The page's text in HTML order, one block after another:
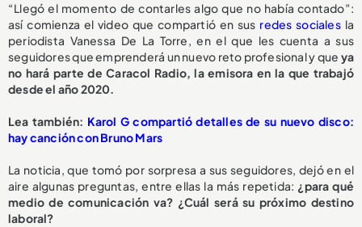
“Llegó el momento de contarles algo que no había contado”:
así comienza el video que compartió en sus redes socialesla
periodista Vanessa De La Torre, en el que les cuenta a sus
seguidores que emprenderá un nuevo reto profesional y que ya
no hará parte de Caracol Radio, la emisora en la que trabajó
desde el año 2020.
Lea también: Karol G compartió detalles de su nuevo disco:
hay canción con Bruno Mars
La noticia, que tomó por sorpresa a sus seguidores, dejó en el
aire algunas preguntas, entre ellas la más repetida: ¿para qué
medio de comunicación va? ¿Cuál será su próximo destino
laboral?